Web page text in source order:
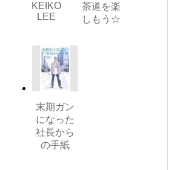
KEIKO
LEE
茶道を楽
しもう☆
末期ガン
になった
社長から
の手紙